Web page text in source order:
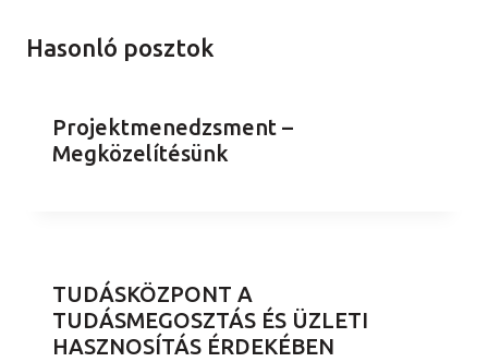
Hasonló posztok
Projektmenedzsment –
Megközelítésünk
TUDÁSKÖZPONT A
TUDÁSMEGOSZTÁS ÉS ÜZLETI
HASZNOSÍTÁS ÉRDEKÉBEN